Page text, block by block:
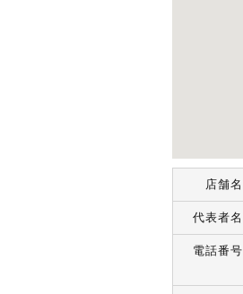
店舗名
代表者名
電話番号